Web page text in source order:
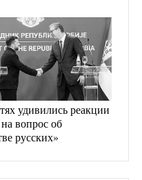
удивились реакции
вопрос об
русских»